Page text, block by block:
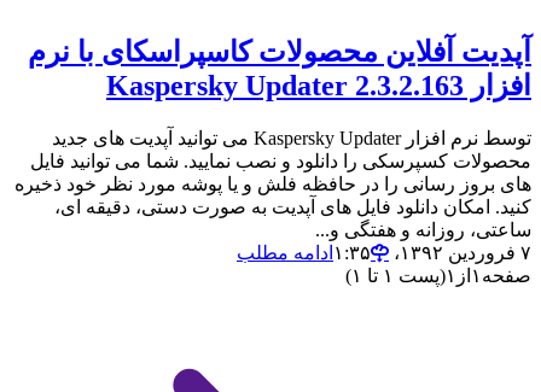
آپدیت آفلاین محصولات کاسپراسکای با نرم
افزار Kaspersky Updater 2.3.2.163
توسط نرم افزار Kaspersky Updater می توانید آپدیت های جدید
محصولات کسپرسکی را دانلود و نصب نمایید. شما می توانید فایل
های بروز رسانی را در حافظه فلش و یا پوشه مورد نظر خود ذخیره
کنید. امکان دانلود فایل های آپدیت به صورت دستی، دقیقه ای،
ساعتی، روزانه و هفتگی و...
۷ فروردین ۱۳۹۲،‏ ۱:۳۵
ادامه مطلب
صفحه ۱ از ۱(پست ۱ تا ۱)